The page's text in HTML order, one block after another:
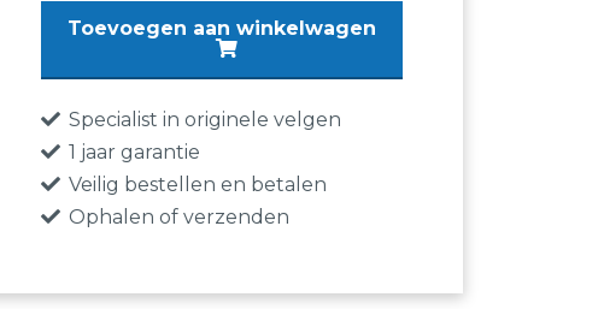
Continental
215
75
HR
16
Toevoegen aan winkelwagen
Specialist in originele velgen
1 jaar garantie
Veilig bestellen en betalen
Ophalen of verzenden